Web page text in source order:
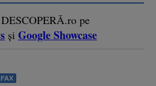
pe
și Google Showcase